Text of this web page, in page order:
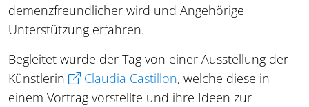
demenzfreundlicher wird und Angehörige
Unterstützung erfahren.
Begleitet wurde der Tag von einer Ausstellung der
Künstlerin
Claudia Castillon, welche diese in
einem Vortrag vorstellte und ihre Ideen zur